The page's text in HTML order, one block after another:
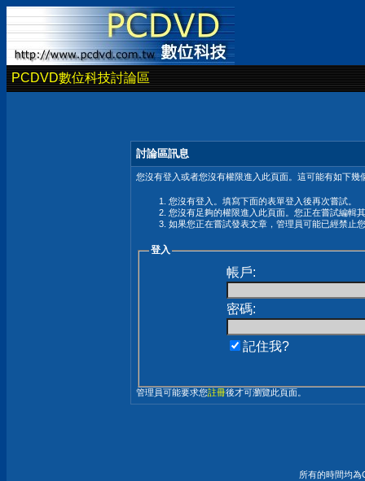
PCDVD數位科技討論區
討論區訊息
您沒有登入或者您沒有權限進入此頁面。這可能有如下幾
您沒有登入。填寫下面的表單登入後再次嘗試。
您沒有足夠的權限進入此頁面。您正在嘗試編輯
如果您正在嘗試發表文章，管理員可能已經禁止
登入
帳戶:
密碼:
記住我?
管理員可能要求您註冊後才可瀏覽此頁面。
所有的時間均為